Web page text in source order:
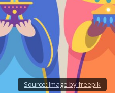
Source:Image by freepik